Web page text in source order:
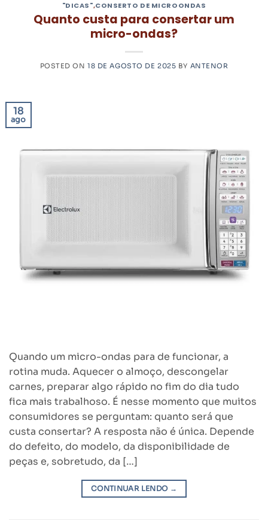
"DICAS",CONSERTO DE MICROONDAS
Quanto custa para consertar um
micro-ondas?
POSTED ON18 DE AGOSTO DE 2025 BY ANTENOR
18
ago
Quando um micro-ondas para de funcionar, a
rotina muda. Aquecer o almoço, descongelar
carnes, preparar algo rápido no fim do dia tudo
fica mais trabalhoso. É nesse momento que muitos
consumidores se perguntam: quanto será que
custa consertar? A resposta não é única. Depende
do defeito, do modelo, da disponibilidade de
peças e, sobretudo, da […]
CONTINUAR LENDO →